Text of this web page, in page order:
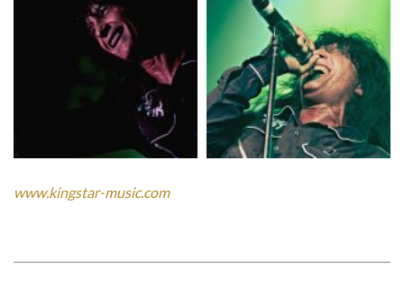
www.kingstar-music.com